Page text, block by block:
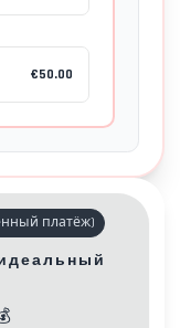
€50.00
платёж)